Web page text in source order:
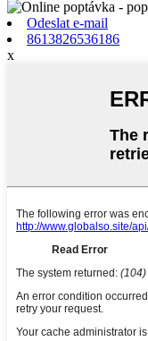
Odeslat e-mail
8613826536186
x